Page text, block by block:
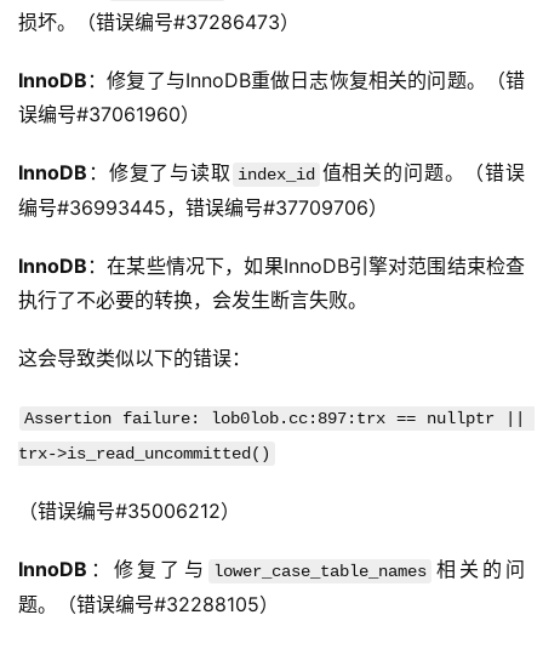
损坏。（错误编号#37286473）
InnoDB ：修复了与InnoDB重做日志恢复相关的问题。（错
误编号#37061960）
InnoDB ：修复了与读取 index_id 值相关的问题。（错误
编号#36993445，错误编号#37709706）
InnoDB ：在某些情况下，如果InnoDB引擎对范围结束检查
执行了不必要的转换，会发生断言失败。
这会导致类似以下的错误：
Assertion failure: lob0lob.cc:897:trx == nullptr ||
trx->is_read_uncommitted()
（错误编号#35006212）
InnoDB ：修复了与 lower_case_table_names 相关的问
题。（错误编号#32288105）